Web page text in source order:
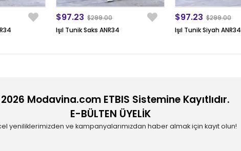
Işıl Tunik Saks ANR34
$97.23 $299.00
Işıl Tunik Siyah ANR34
$97.23 $299.00
Modavina.com ETBIS Sistemine Kayıtlıdır.
E-BÜLTEN ÜYELİK
yeniliklerimizden ve kampanyalarımızdan haber almak için kayıt olun!